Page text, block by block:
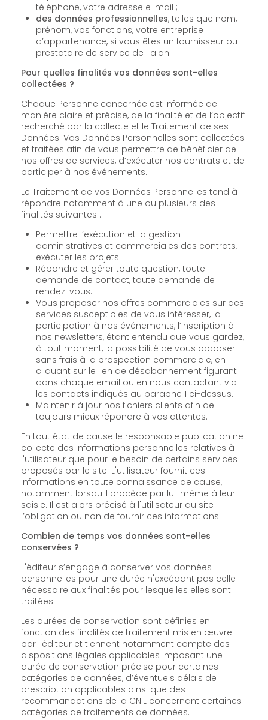
téléphone, votre adresse e-mail ;
des données professionnelles, telles que nom,
prénom, vos fonctions, votre entreprise
d’appartenance, si vous êtes un fournisseur ou
prestataire de service de Talan
Pour quelles finalités vos données sont-elles
collectées ?
Chaque Personne concernée est informée de
manière claire et précise, de la finalité et de l’objectif
recherché par la collecte et le Traitement de ses
Données. Vos Données Personnelles sont collectées
et traitées afin de vous permettre de bénéficier de
nos offres de services, d’exécuter nos contrats et de
participer à nos événements.
Le Traitement de vos Données Personnelles tend à
répondre notamment à une ou plusieurs des
finalités suivantes :
Permettre l’exécution et la gestion
administratives et commerciales des contrats,
exécuter les projets.
Répondre et gérer toute question, toute
demande de contact, toute demande de
rendez-vous.
Vous proposer nos offres commerciales sur des
services susceptibles de vous intéresser, la
participation à nos événements, l’inscription à
nos newsletters, étant entendu que vous gardez,
à tout moment, la possibilité de vous opposer
sans frais à la prospection commerciale, en
cliquant sur le lien de désabonnement figurant
dans chaque email ou en nous contactant via
les contacts indiqués au paraphe 1 ci-dessus.
Maintenir à jour nos fichiers clients afin de
toujours mieux répondre à vos attentes.
En tout état de cause le responsable publication ne
collecte des informations personnelles relatives à
l'utilisateur que pour le besoin de certains services
proposés par le site. L'utilisateur fournit ces
informations en toute connaissance de cause,
notamment lorsqu'il procède par lui-même à leur
saisie. Il est alors précisé à l'utilisateur du site
l’obligation ou non de fournir ces informations.
Combien de temps vos données sont-elles
conservées ?
L'éditeur s’engage à conserver vos données
personnelles pour une durée n'excédant pas celle
nécessaire aux finalités pour lesquelles elles sont
traitées.
Les durées de conservation sont définies en
fonction des finalités de traitement mis en œuvre
par l'éditeur et tiennent notamment compte des
dispositions légales applicables imposant une
durée de conservation précise pour certaines
catégories de données, d’éventuels délais de
prescription applicables ainsi que des
recommandations de la CNIL concernant certaines
catégories de traitements de données.